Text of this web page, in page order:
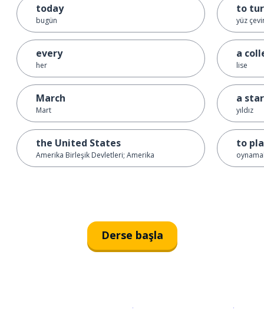
today
bugün
every
her
March
Mart
the United States
Amerika Birleşik Devletleri; Amerika
to
yüz
a
lise
a star
yıldız
to
Derse başla